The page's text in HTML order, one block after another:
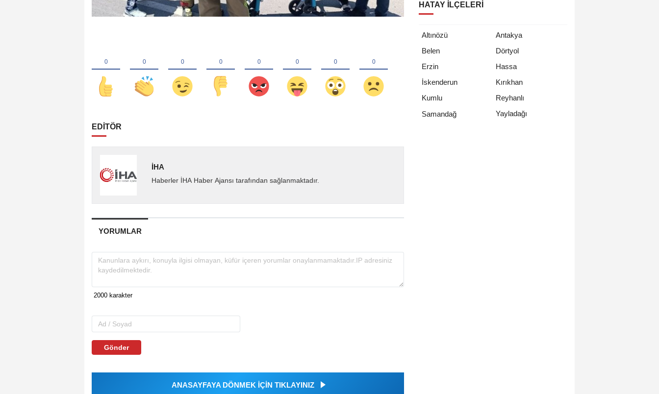
EDİTÖR
İHA
Haberler İHA Haber Ajansı tarafından sağlanmaktadır.
YORUMLAR
Gönder
ANASAYFAYA DÖNMEK İÇİN TIKLAYINIZ
HATAY İLÇELERI
Altınözü
Antakya
Belen
Dörtyol
Erzin
Hassa
İskenderun
Kırıkhan
Kumlu
Reyhanlı
Samandağ
Yayladağı